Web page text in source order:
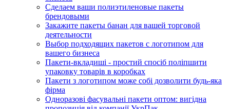
Сделаем ваши полиэтиленовые пакеты
брендовыми
Закажите пакеты банан для вашей торговой
деятельности
Выбор подходящих пакетов с логотипом для
вашего бизнеса
Пакети-вкладиші - простий спосіб поліпшити
упаковку товарів в коробках
Пакети з логотипом може собі дозволити будь-яка
фірма
Одноразові фасувальні пакети оптом: вигідна